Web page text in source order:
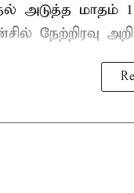
அடுத்த மாதம்
நேற்றிரவு